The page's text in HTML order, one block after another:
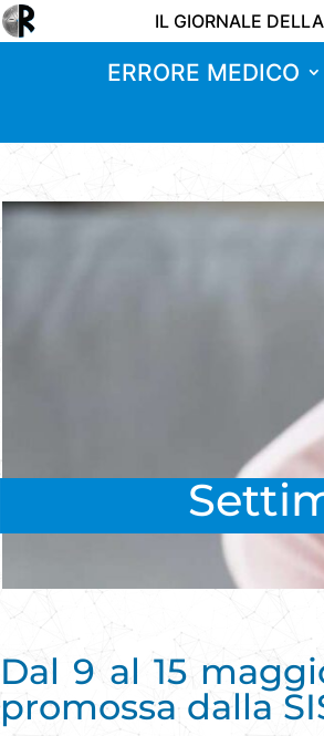
IL GIORNALE
ERRORE MEDICO
Dal 9 al 15
promossa dalla